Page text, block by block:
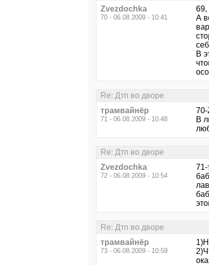
Zvezdochka
70 - 06.08.2009 - 10:41
69,
А
В
Re: Дтп во дворе
трамвайнёр
71 - 06.08.2009 - 10:48
В
Re: Дтп во дворе
Zvezdochka
72 - 06.08.2009 - 10:54
Re: Дтп во дворе
трамвайнёр
73 - 06.08.2009 - 10:59